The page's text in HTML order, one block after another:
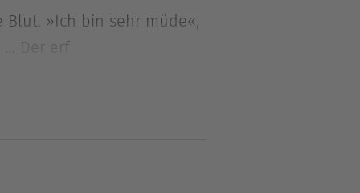
Blut. »Ich bin sehr müde«,
… Der erf
Der erfolgreiche Makler
hat sich Sieger wenig